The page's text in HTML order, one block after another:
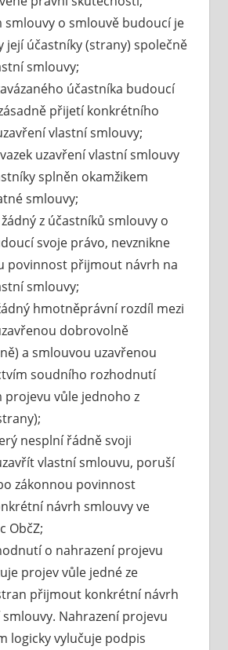
o smlouvě budoucí je
její účastníky (strany) společně
smlouvy;
účastníka budoucí
přijetí konkrétního
vlastní smlouvy;
uzavření vlastní smlouvy
splněn okamžikem
smlouvy;
z účastníků smlouvy o
svoje právo, nevznikne
povinnost přijmout návrh na
smlouvy;
hmotněprávní rozdíl mezi
dobrovolně
a smlouvou uzavřenou
soudního rozhodnutí
projevu vůle jednoho z
nesplní řádně svoji
vlastní smlouvu, poruší
zákonnou povinnost
návrh smlouvy ve
ObčZ;
o nahrazení projevu
projev vůle jedné ze
přijmout konkrétní návrh
Nahrazení projevu
logicky vylučuje podpis